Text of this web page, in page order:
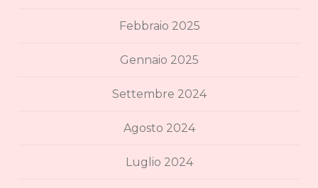
Febbraio 2025
Gennaio 2025
Settembre 2024
Agosto 2024
Luglio 2024